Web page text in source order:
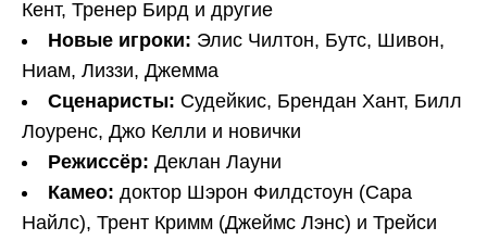
Кент, Тренер Бирд и другие
Новые игроки: Элис Чилтон, Бутс, Шивон,
Ниам, Лиззи, Джемма
Сценаристы: Судейкис, Брендан Хант, Билл
Лоуренс, Джо Келли и новички
Режиссёр: Деклан Лауни
Камео: доктор Шэрон Филдстоун (Сара
Найлс), Трент Кримм (Джеймс Лэнс) и Трейси